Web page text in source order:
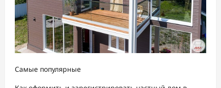
Самые популярные